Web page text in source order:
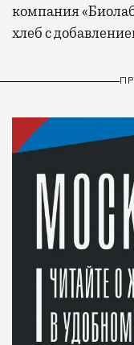
компания
хлеб с